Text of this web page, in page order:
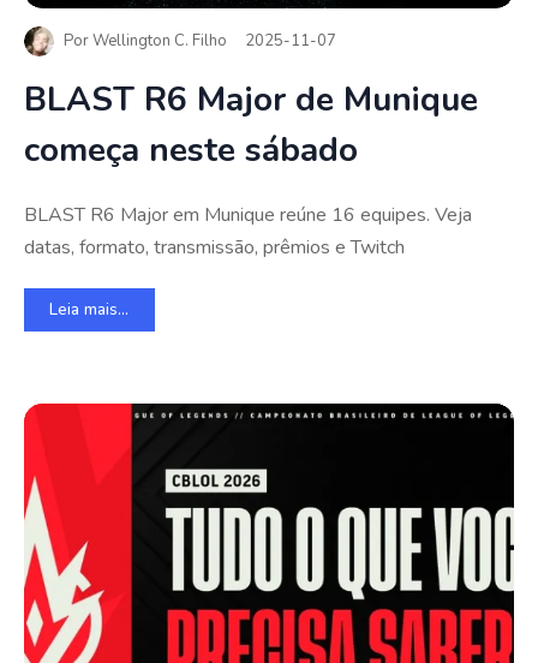
PorWellington C. Filho 2025-11-07
BLAST R6 Major de Munique
começa neste sábado
BLAST R6 Major em Munique reúne 16 equipes. Veja
datas, formato, transmissão, prêmios e Twitch
Leia mais...